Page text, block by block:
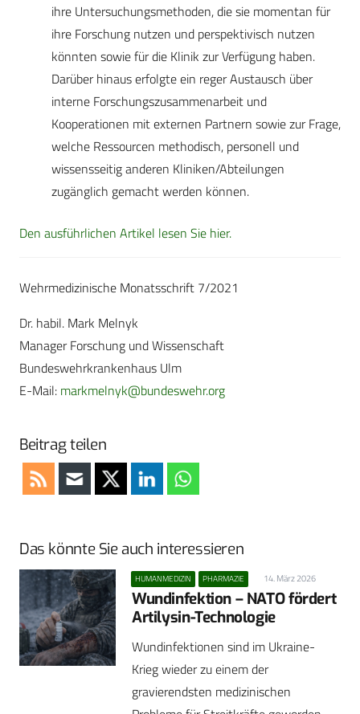
ihre Untersuchungsmethoden, die sie momentan für
ihre Forschung nutzen und perspektivisch nutzen
könnten sowie für die Klinik zur Verfügung haben.
Darüber hinaus erfolgte ein reger Austausch über
interne Forschungszusammenarbeit und
Kooperationen mit externen Partnern sowie zur Frage,
welche Ressourcen methodisch, personell und
wissensseitig anderen Kliniken/Abteilungen
zugänglich gemacht werden können.
Den ausführlichen Artikel lesen Sie hier.
Wehrmedizinische Monatsschrift 7/2021
Dr. habil. Mark Melnyk
Manager Forschung und Wissenschaft
Bundeswehrkrankenhaus Ulm
E-Mail: markmelnyk@bundeswehr.org
Beitrag teilen
Das könnte Sie auch interessieren
HUMANMEDIZIN PHARMAZIE 14. März 2026
Wundinfektion – NATO fördert
Artilysin-Technologie
Wundinfektionen sind im Ukraine-
Krieg wieder zu einem der
gravierendsten medizinischen